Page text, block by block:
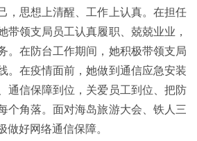
，思想上清醒、工作上认真。在担任
带领支局员工认真履职、兢兢业业，
。在防台工作期间，她积极带领支局
。在疫情面前，她做到通信应急安装
通信保障到位，关爱员工到位、把防
个角落。面对海岛旅游大会、铁人三
做好网络通信保障。